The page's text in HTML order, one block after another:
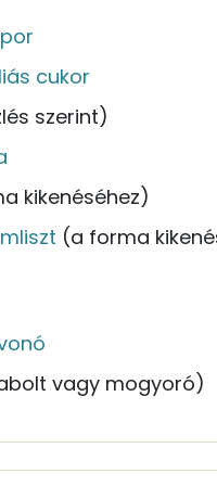
cukor
szerint)
kikenéséhez)
(a forma
vagy mogyoró)